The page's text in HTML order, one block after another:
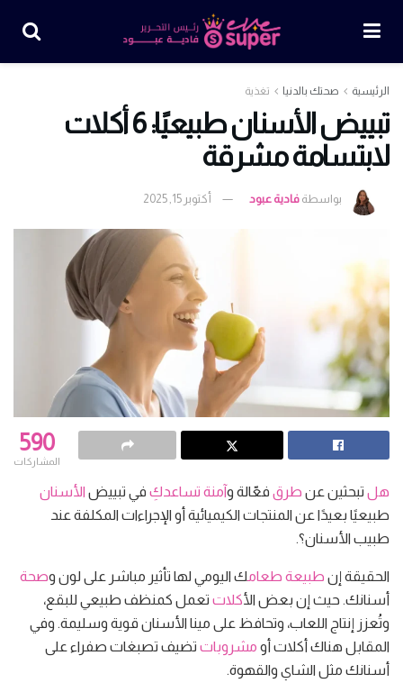
الرئيسية صحتك بالدنيا تغذية
تبييض الأسنان طبيعيًا: 6 أكلات
لابتسامة مشرقة
بواسطة فادية عبود أكتوبر 15, 2025
590
المشاركات
هل تبحثين عن طرق فعّالة وآمنة تساعدكِ في تبييض الأسنان
طبيعيًا بعيدًا عن المنتجات الكيميائية أو الإجراءات المكلفة عند
طبيب الأسنان؟.
الحقيقة إن طبيعة طعامك اليومي لها تأثير مباشر على لون وصحة
أسنانك. حيث إن بعض الأكلات تعمل كمنظف طبيعي للبقع،
وتُعزز إنتاج اللعاب، وتحافظ على مينا الأسنان قوية وسليمة. وفي
المقابل هناك أكلات أو مشروبات تضيف تصبغات صفراء على
أسنانك مثل الشاي والقهوة.